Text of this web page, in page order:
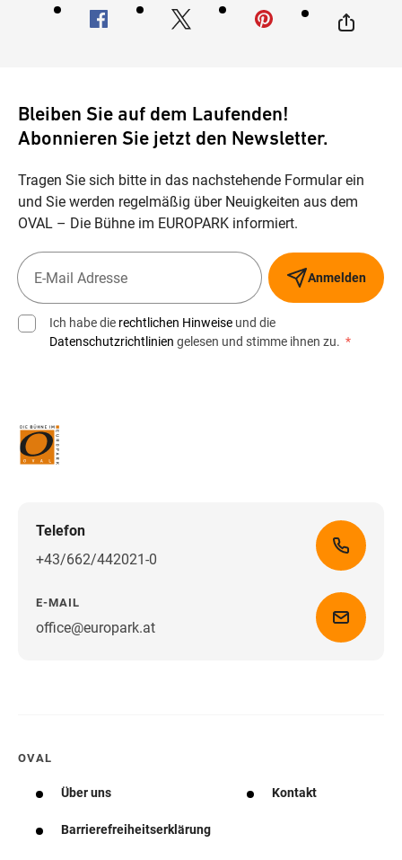
Bleiben Sie auf dem Laufenden!
Abonnieren Sie jetzt den Newsletter.
Tragen Sie sich bitte in das nachstehende Formular ein
und Sie werden regelmäßig über Neuigkeiten aus dem
OVAL – Die Bühne im EUROPARK informiert.
Anmelden
Ich habe die rechtlichen Hinweise und die
Datenschutzrichtlinien gelesen und stimme ihnen zu. *
Telefon
+43/662/442021-0
E-MAIL
office@europark.atWegbeschreibung erhalten
OVAL
Über uns Kontakt
Barrierefreiheitserklärung